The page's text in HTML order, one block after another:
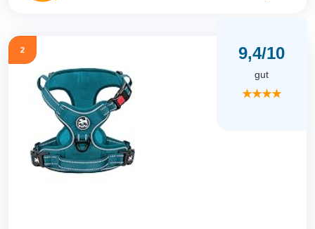
2 9,4/10
gut
★★★★